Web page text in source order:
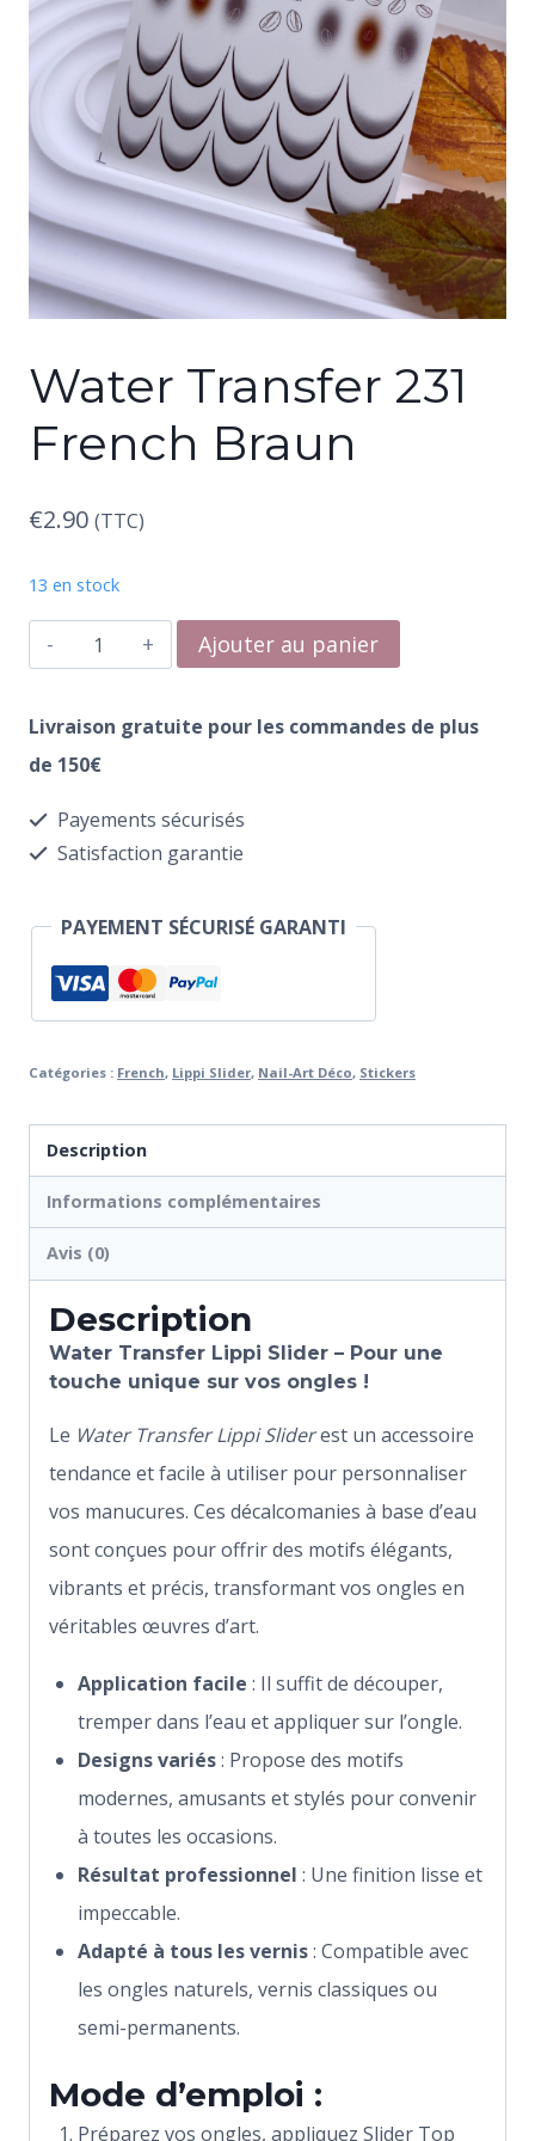
Water Transfer 231
French Braun
€2.90 (TTC)
13 en stock
quantité
de
Water
Transfer
French
Braun
Ajouter au panier
Livraison gratuite pour les commandes de plus
de 150€
Payements sécurisés
Satisfaction garantie
PAYEMENT SÉCURISÉ GARANTI
Catégories : French, Lippi Slider, Nail-Art Déco, Stickers
Description
Informations complémentaires
Avis (0)
Description
Water Transfer Lippi Slider – Pour une
touche unique sur vos ongles !
Le Water Transfer Lippi Sliderest un accessoire
tendance et facile à utiliser pour personnaliser
vos manucures. Ces décalcomanies à base d’eau
sont conçues pour offrir des motifs élégants,
vibrants et précis, transformant vos ongles en
véritables œuvres d’art.
Application facile : Il suffit de découper,
tremper dans l’eau et appliquer sur l’ongle.
Designs variés: Propose des motifs
modernes, amusants et stylés pour convenir
à toutes les occasions.
Résultat professionnel : Une finition lisse et
impeccable.
Adapté à tous les vernis: Compatible avec
les ongles naturels, vernis classiques ou
semi-permanents.
Mode d’emploi :
Préparez vos ongles, appliquez Slider Top